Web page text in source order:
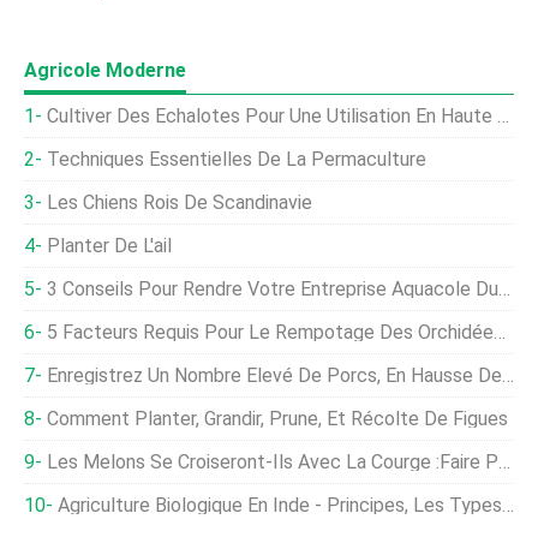
Agricole Moderne
Cultiver Des Échalotes Pour Une Utilisation En Haute Cuisine
Techniques Essentielles De La Permaculture
Les Chiens Rois De Scandinavie
Planter De L'ail
3 Conseils Pour Rendre Votre Entreprise Aquacole Durable Et Pérenne
5 Facteurs Requis Pour Le Rempotage Des Orchidées – Quand Et Comment ?
Enregistrez Un Nombre Élevé De Porcs, En Hausse De 5% Par Rapport À L'année Précédente
Comment Planter, Grandir, Prune, Et Récolte De Figues
Les Melons Se Croiseront-Ils Avec La Courge :faire Pousser Des Cucurbitacées Les Unes À Côté Des Autres
Agriculture Biologique En Inde - Principes, Les Types, Et Statistiques